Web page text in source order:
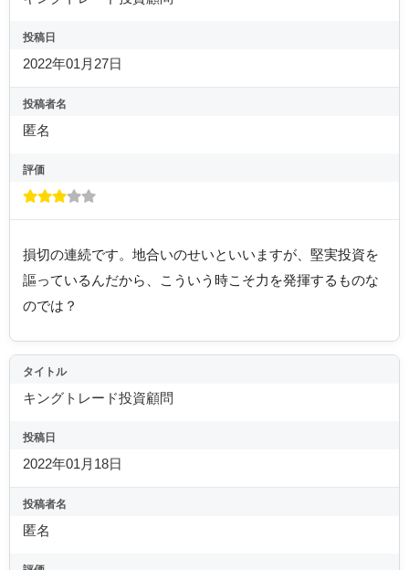
投稿日
2022年01月27日
投稿者名
匿名
評価
損切の連続です。地合いのせいといいますが、堅実投資を
謳っているんだから、こういう時こそ力を発揮するものな
のでは？
タイトル
キングトレード投資顧問
投稿日
2022年01月18日
投稿者名
匿名